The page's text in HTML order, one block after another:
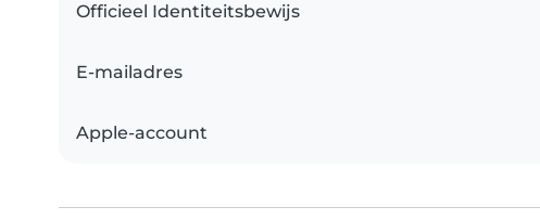
Officieel Identiteitsbewijs
E-mailadres
Apple-account